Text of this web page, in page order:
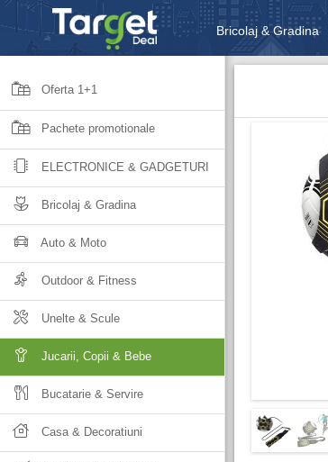
Bricolaj & Gradina
Unelte & Scule
Oferta 1+1
Pachete promotionale
ELECTRONICE & GADGETURI
Bricolaj & Gradina
Auto & Moto
Outdoor & Fitness
Unelte & Scule
Jucarii, Copii & Bebe
Bucatarie & Servire
Casa & Decoratiuni